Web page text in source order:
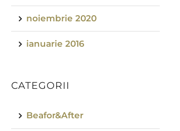
noiembrie 2020
ianuarie 2016
CATEGORII
Beafor&After